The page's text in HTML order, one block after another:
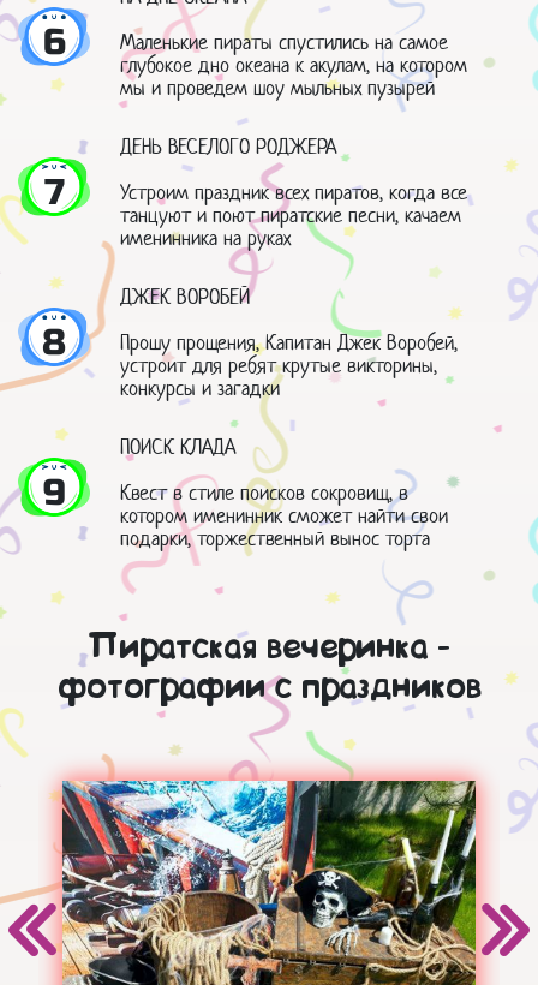
6
Маленькие пираты спустились на самое
глубокое дно океана к акулам, на котором
мы и проведем шоу мыльных пузырей
7
ДЕНЬ ВЕСЕЛОГО РОДЖЕРА
Устроим праздник всех пиратов, когда все
танцуют и поют пиратские песни, качаем
именинника на руках
8
ДЖЕК ВОРОБЕЙ
Прошу прощения, Капитан Джек Воробей,
устроит для ребят крутые викторины,
конкурсы и загадки
9
ПОИСК КЛАДА
Квест в стиле поисков сокровищ, в
котором именинник сможет найти свои
подарки, торжественный вынос торта
Пиратская вечеринка -
фотографии с праздников